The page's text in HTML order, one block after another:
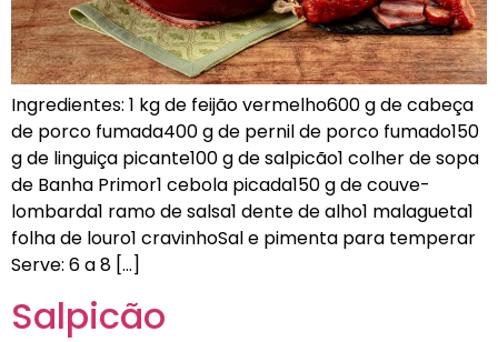
Ingredientes: 1 kg de feijão vermelho600 g de cabeça
de porco fumada400 g de pernil de porco fumado150
g de linguiça picante100 g de salpicão1 colher de sopa
de Banha Primor1 cebola picada150 g de couve-
lombarda1 ramo de salsa1 dente de alho1 malagueta1
folha de louro1 cravinhoSal e pimenta para temperar
Serve: 6 a 8 […]
Salpicão